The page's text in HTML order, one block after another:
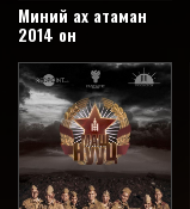
Миний ах атаман
2014 он